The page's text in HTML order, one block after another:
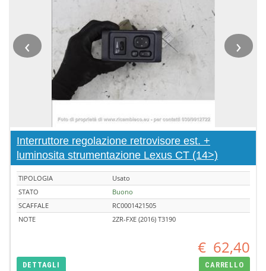
‹ ›
Interruttore regolazione retrovisore est. +
luminosita strumentazione Lexus CT (14>)
TIPOLOGIA
Usato
STATO
Buono
SCAFFALE
RC0001421505
NOTE
2ZR-FXE (2016) T3190
€ 62,40
DETTAGLI CARRELLO